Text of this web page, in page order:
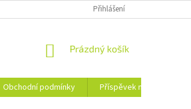
Přihlášení
NÁKUPNÍ
Prázdný košík
Obchodní podmínky
Příspěvek na recyklaci